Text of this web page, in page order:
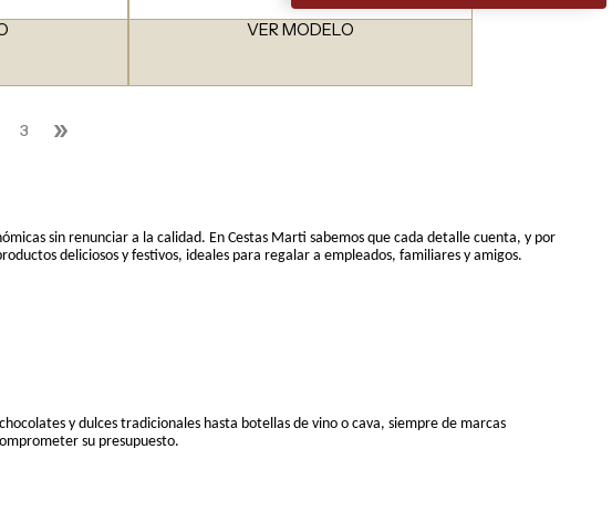
VER MODELO
3 »
sin renunciar a la calidad. En Cestas Marti sabemos que cada detalle cuenta, y por
deliciosos y festivos, ideales para regalar a empleados, familiares y amigos.
y dulces tradicionales hasta botellas de vino o cava, siempre de marcas
su presupuesto.